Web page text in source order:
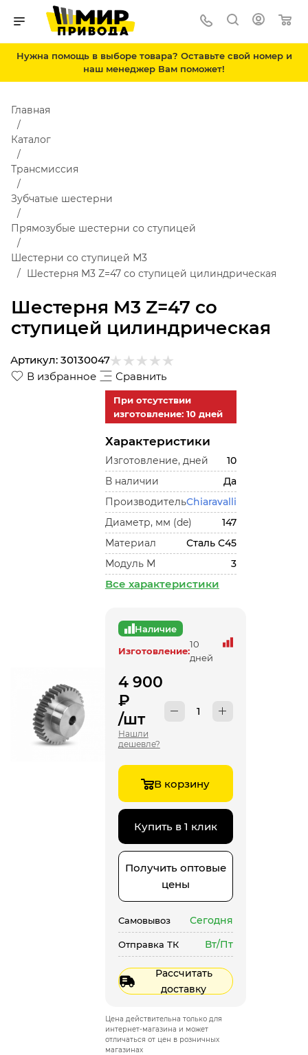
Нужна помощь в выборе товара? Оставьте свой номер и
наш менеджер Вам поможет!
Шестерня M3 Z=47 со
ступицей цилиндрическая
Главная
Каталог
Трансмиссия
Зубчатые шестерни
Прямозубые шестерни со ступицей
Шестерни со ступицей М3
Шестерня M3 Z=47 со ступицей цилиндрическая
В избранное Сравнить
Артикул: 30130047
При отсутствии
изготовление: 10 дней
Характеристики
Изготовление, дней
10
В наличии
Да
ПроизводительChiaravalli
Диаметр, мм (de)
147
Материал
Сталь С45
Модуль М
3
Все характеристики
Наличие
Изготовление:
10
дней
4 900
₽
/шт
Нашли
дешевле?
В корзину
Купить в 1 клик
Получить оптовые
цены
Самовывоз Сегодня
Отправка ТК Вт/Пт
Рассчитать
доставку
Цена действительна только для
интернет-магазина и может
отличаться от цен в розничных
магазинах